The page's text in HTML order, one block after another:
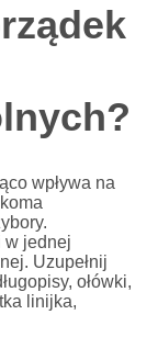
wpływa na
w jednej
Uzupełnij
ołówki,
linijka,